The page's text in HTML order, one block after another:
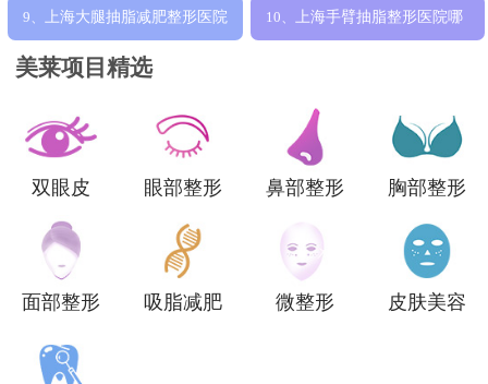
布，哪家医院 好整形医院有
9、 上海大腿抽脂减肥整形医院
哪家好，正规
10、 上海手臂抽脂整形医院哪
美莱项目精选
双眼皮 眼部整形 鼻部整形 胸部整形
面部整形 吸脂减肥 微整形 皮肤美容